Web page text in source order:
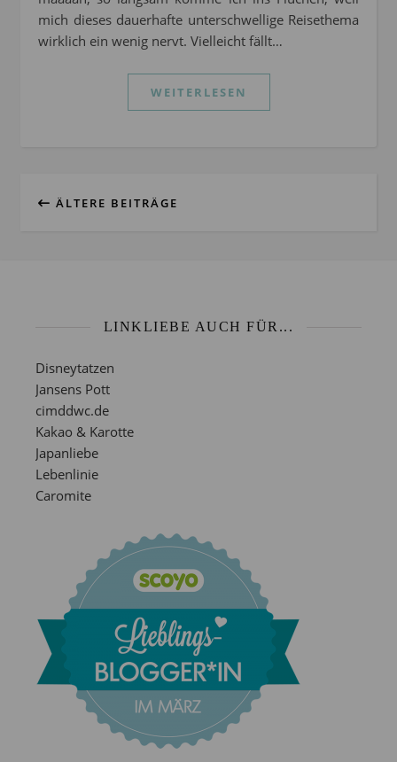
mich dieses dauerhafte unterschwellige Reisethema
wirklich ein wenig nervt. Vielleicht fällt…
WEITERLESEN
ÄLTERE BEITRÄGE
LINKLIEBE AUCH FÜR...
Disneytatzen
Jansens Pott
cimddwc.de
Kakao & Karotte
Japanliebe
Lebenlinie
Caromite